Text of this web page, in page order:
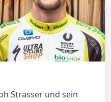
Strasser und sein